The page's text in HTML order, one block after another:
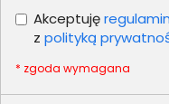
Akceptujęregulamin
z polityką
* zgoda wymagana